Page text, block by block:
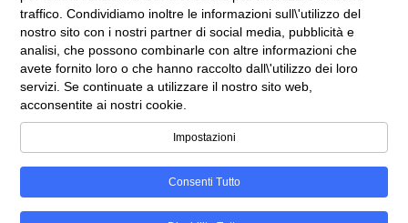
23 Aprile 2026 Normodinamica
pedagogia ,psicoanalisi,Senza categoria
© Manuale inapplicabile – Periagogè – Centro Studi
Educativi e Pedagogici – P.IVA 04249190234 -Privacy Policy
traffico. Condividiamo inoltre le informazioni sull\'utilizzo del
nostro sito con i nostri partner di social media, pubblicità e
analisi, che possono combinarle con altre informazioni che
avete fornito loro o che hanno raccolto dall\'utilizzo dei loro
servizi. Se continuate a utilizzare il nostro sito web,
acconsentite ai nostri cookie.
Impostazioni
Consenti Tutto